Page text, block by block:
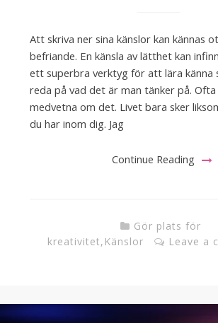
Att skriva ner sina känslor kan kännas
befriande. En känsla av lätthet kan
ett superbra verktyg för att lära känna
reda på vad det är man tänker på. Ofta
medvetna om det. Livet bara sker
du har inom dig. Jag
Continue Reading
Gör plats för
kreativitet, Känslor Leave a